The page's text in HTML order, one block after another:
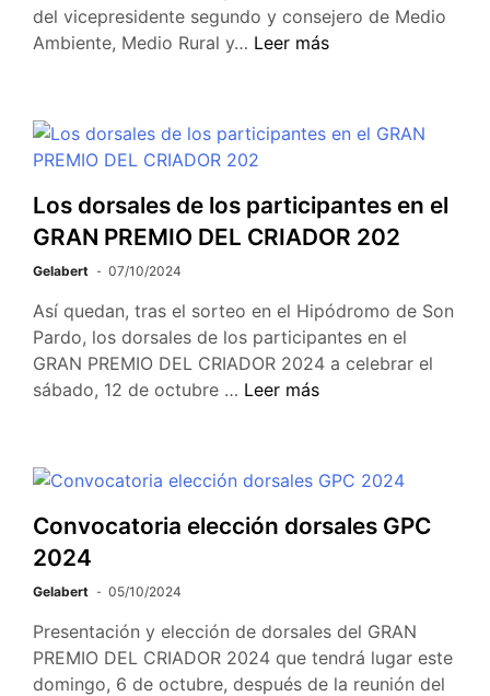
del vicepresidente segundo y consejero de Medio
Ambiente, Medio Rural y… Leer más
Los dorsales de los participantes en el
GRAN PREMIO DEL CRIADOR 202
Gelabert 07/10/2024
Así quedan, tras el sorteo en el Hipódromo de Son
Pardo, los dorsales de los participantes en el
GRAN PREMIO DEL CRIADOR 2024 a celebrar el
sábado, 12 de octubre … Leer más
Convocatoria elección dorsales GPC
2024
Gelabert 05/10/2024
Presentación y elección de dorsales del GRAN
PREMIO DEL CRIADOR 2024 que tendrá lugar este
domingo, 6 de octubre, después de la reunión del